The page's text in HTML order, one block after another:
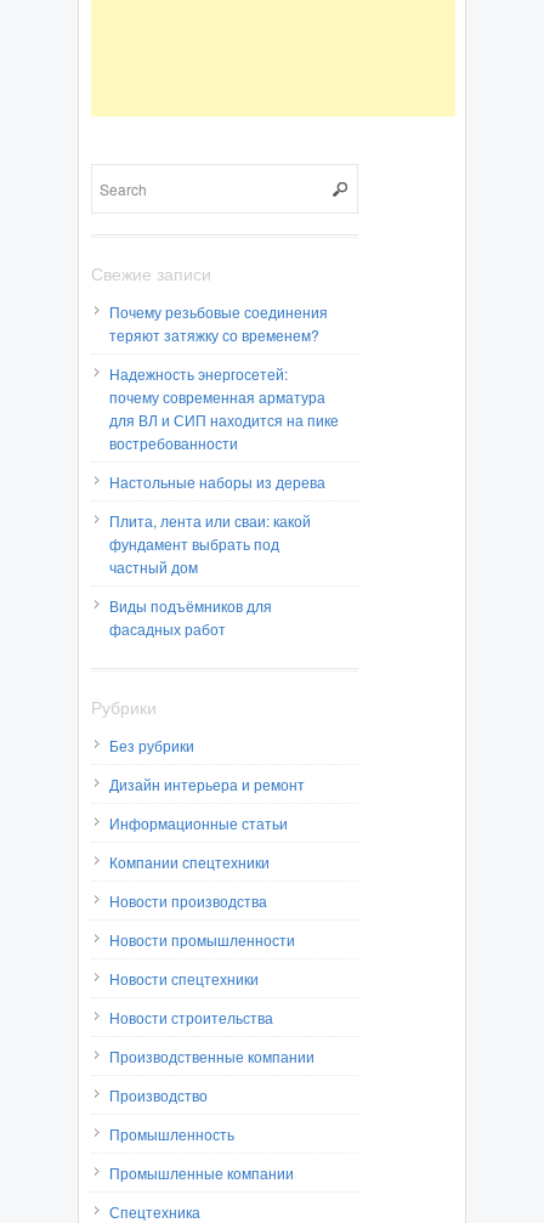
Свежие записи
Почему резьбовые соединения
теряют затяжку со временем?
Надежность энергосетей:
почему современная арматура
для ВЛ и СИП находится на пике
востребованности
Настольные наборы из дерева
Плита, лента или сваи: какой
фундамент выбрать под
частный дом
Виды подъёмников для
фасадных работ
Рубрики
Без рубрики
Дизайн интерьера и ремонт
Информационные статьи
Компании спецтехники
Новости производства
Новости промышленности
Новости спецтехники
Новости строительства
Производственные компании
Производство
Промышленность
Промышленные компании
Спецтехника